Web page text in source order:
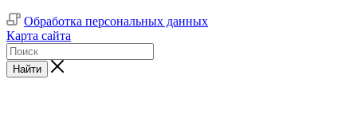
Обработка персональных данных
Карта сайта
Найти